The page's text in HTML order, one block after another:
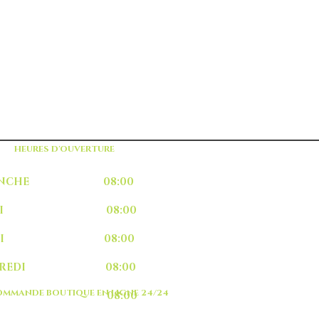
HEURES D'OUVERTURE
BOUTIQUE EN LIGNE 24/24
08:00
08:00
08:00
08:00
08:00